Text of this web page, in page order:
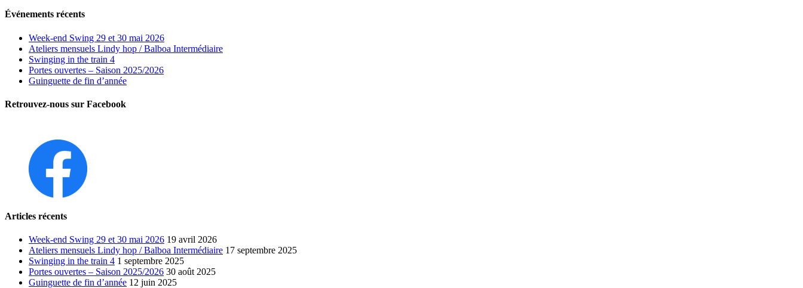
Événements récents
Week-end Swing 29 et 30 mai 2026
Ateliers mensuels Lindy hop / Balboa Intermédiaire
Swinging in the train 4
Portes ouvertes – Saison 2025/2026
Guinguette de fin d’année
Retrouvez-nous sur Facebook
Articles récents
Week-end Swing 29 et 30 mai 2026 19 avril 2026
Ateliers mensuels Lindy hop / Balboa Intermédiaire 17 septembre 2025
Swinging in the train 4 1 septembre 2025
Portes ouvertes – Saison 2025/2026 30 août 2025
Guinguette de fin d’année 12 juin 2025